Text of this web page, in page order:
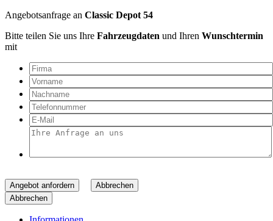
Angebotsanfrage an Classic Depot 54
Bitte teilen Sie uns Ihre Fahrzeugdaten und Ihren Wunschtermin
mit
Angebot anfordern
Abbrechen
Abbrechen